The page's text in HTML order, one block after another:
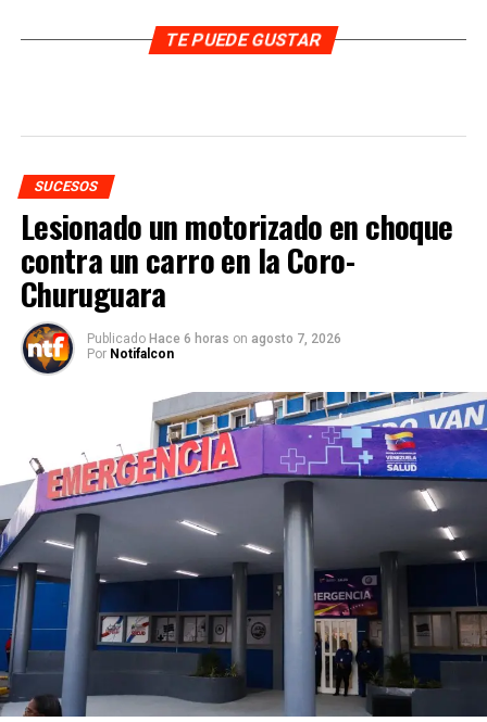
TE PUEDE GUSTAR
SUCESOS
Lesionado un motorizado en choque
contra un carro en la Coro-
Churuguara
Publicado Hace 6 horas on agosto 7, 2026
Por Notifalcon